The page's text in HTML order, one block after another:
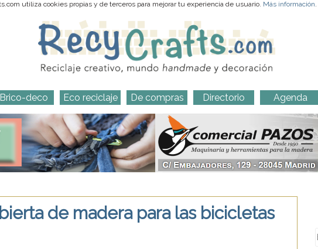
utiliza cookies propias y de terceros para mejorar tu experiencia de usuario. Más información.
Brico-deco Eco reciclaje De compras Directorio Agenda
de madera para las bicicletas